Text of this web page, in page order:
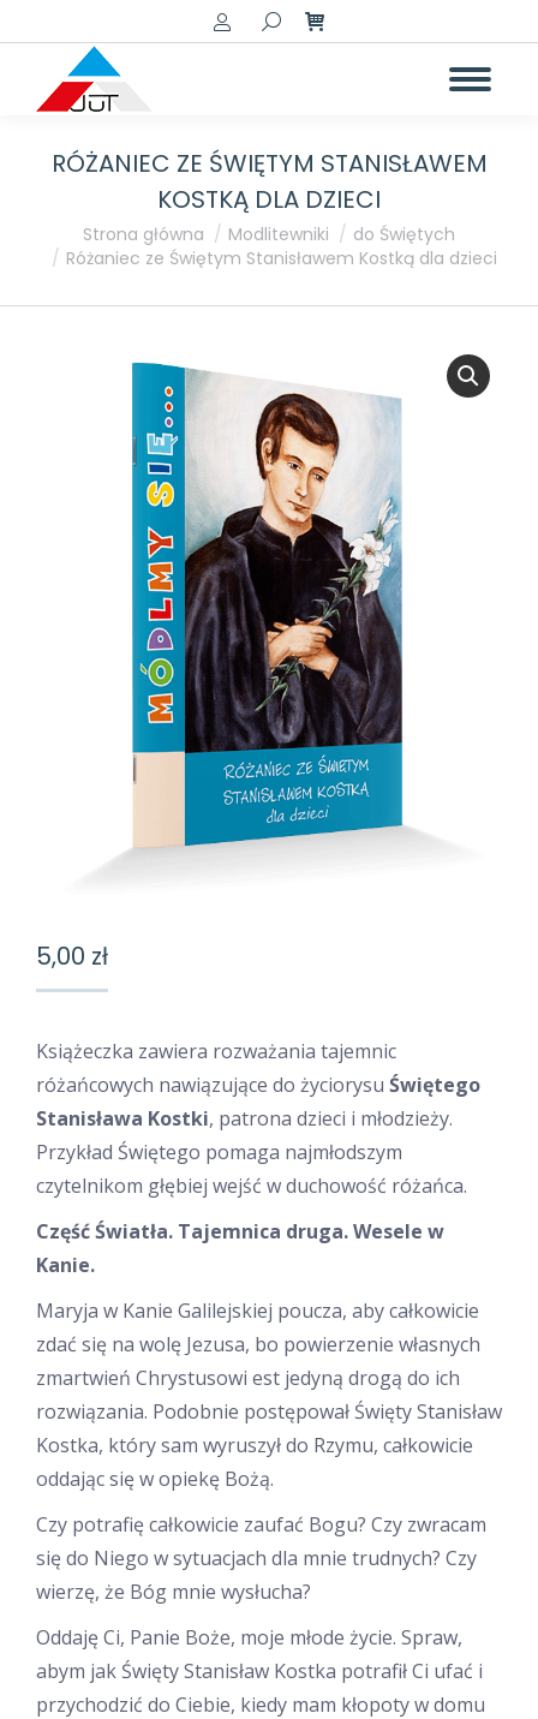
Szukaj:
RÓŻANIEC ZE ŚWIĘTYM STANISŁAWEM
KOSTKĄ DLA DZIECI
Jesteś tutaj:
Strona główna Modlitewniki
do Świętych
Różaniec ze Świętym Stanisławem Kostką dla dzieci
5,00 zł
Książeczka zawiera rozważania tajemnic
różańcowych nawiązujące do życiorysu Świętego
Stanisława Kostki, patrona dzieci i młodzieży.
Przykład Świętego pomaga najmłodszym
czytelnikom głębiej wejść w duchowość różańca.
Część Światła. Tajemnica druga. Wesele w
Kanie.
Maryja w Kanie Galilejskiej poucza, aby całkowicie
zdać się na wolę Jezusa, bo powierzenie własnych
zmartwień Chrystusowi est jedyną drogą do ich
rozwiązania. Podobnie postępował Święty Stanisław
Kostka, który sam wyruszył do Rzymu, całkowicie
oddając się w opiekę Bożą.
Czy potrafię całkowicie zaufać Bogu? Czy zwracam
się do Niego w sytuacjach dla mnie trudnych? Czy
wierzę, że Bóg mnie wysłucha?
Oddaję Ci, Panie Boże, moje młode życie. Spraw,
abym jak Święty Stanisław Kostka potrafił Ci ufać i
przychodzić do Ciebie, kiedy mam kłopoty w domu